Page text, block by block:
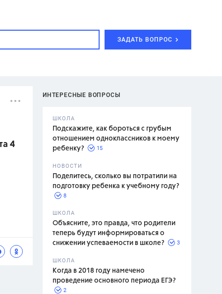
ЗАДАТЬ ВОПРОС
ИНТЕРЕСНЫЕ ВОПРОСЫ
ШКОЛА
Подскажите, как бороться с грубым
отношением одноклассников к моему
ребенку?
15
НОВОСТИ
Поделитесь, сколько вы потратили на
подготовку ребенка к учебному году?
8
ШКОЛА
Объясните, это правда, что родители
теперь будут информироваться о
снижении успеваемости в школе?
3
ШКОЛА
Когда в 2018 году намечено
проведение основного периода ЕГЭ?
2
4